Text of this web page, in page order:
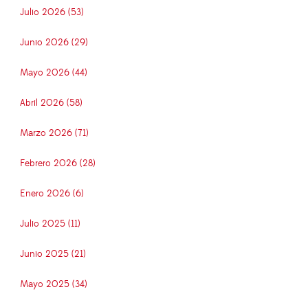
Julio 2026 (53)
Junio 2026 (29)
Mayo 2026 (44)
Abril 2026 (58)
Marzo 2026 (71)
Febrero 2026 (28)
Enero 2026 (6)
Julio 2025 (11)
Junio 2025 (21)
Mayo 2025 (34)